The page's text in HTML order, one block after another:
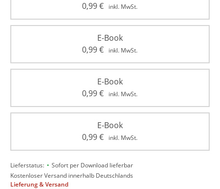
0,99€ inkl. MwSt.
E-Book
0,99€ inkl. MwSt.
E-Book
0,99€ inkl. MwSt.
E-Book
0,99€ inkl. MwSt.
Lieferstatus: • Sofort per Download lieferbar
Kostenloser Versand innerhalb Deutschlands
Lieferung & Versand